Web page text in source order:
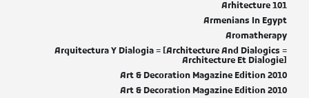
Arhitecture 101
Armenians In Egypt
Aromatherapy
Arquitectura Y Dialogia = [Architecture And Dialogics =
Architecture Et Dialogie]
Art & Decoration Magazine Edition 2010
Art & Decoration Magazine Edition 2010